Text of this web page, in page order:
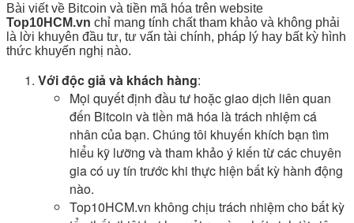
Bài viết về Bitcoin và tiền mã hóa trên website
Top10HCM.vn chỉ mang tính chất tham khảo và không phải
là lời khuyên đầu tư, tư vấn tài chính, pháp lý hay bất kỳ hình
thức khuyến nghị nào.
Với độc giả và khách hàng:
Mọi quyết định đầu tư hoặc giao dịch liên quan
đến Bitcoin và tiền mã hóa là trách nhiệm cá
nhân của bạn. Chúng tôi khuyến khích bạn tìm
hiểu kỹ lưỡng và tham khảo ý kiến từ các chuyên
gia có uy tín trước khi thực hiện bất kỳ hành động
nào.
Top10HCM.vn không chịu trách nhiệm cho bất kỳ